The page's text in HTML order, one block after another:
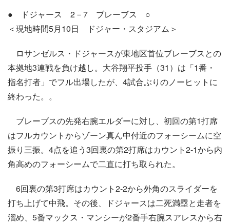
● ドジャース 2－7 ブレーブス ○
＜現地時間5月10日 ドジャー・スタジアム＞
ロサンゼルス・ドジャースが東地区首位ブレーブスとの
本拠地3連戦を負け越し。大谷翔平投手（31）は「1番・
指名打者」でフル出場したが、4試合ぶりのノーヒットに
終わった。。
ブレーブスの先発右腕エルダーに対し、初回の第1打席
はフルカウントからゾーン真ん中付近のフォーシームに空
振り三振。4点を追う3回裏の第2打席はカウント2-1から内
角高めのフォーシームで二直に打ち取られた。
6回裏の第3打席はカウント2-2から外角のスライダーを
打ち上げて中飛。その後、ドジャースは二死満塁と走者を
溜め、5番マックス・マンシーが2番手右腕スアレスから右